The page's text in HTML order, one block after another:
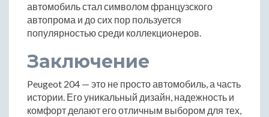
автомобиль стал символом французского
автопрома и до сих пор пользуется
популярностью среди коллекционеров.
Заключение
Peugeot 204 — это не просто автомобиль, а часть
истории. Его уникальный дизайн, надежность и
комфорт делают его отличным выбором для тех,